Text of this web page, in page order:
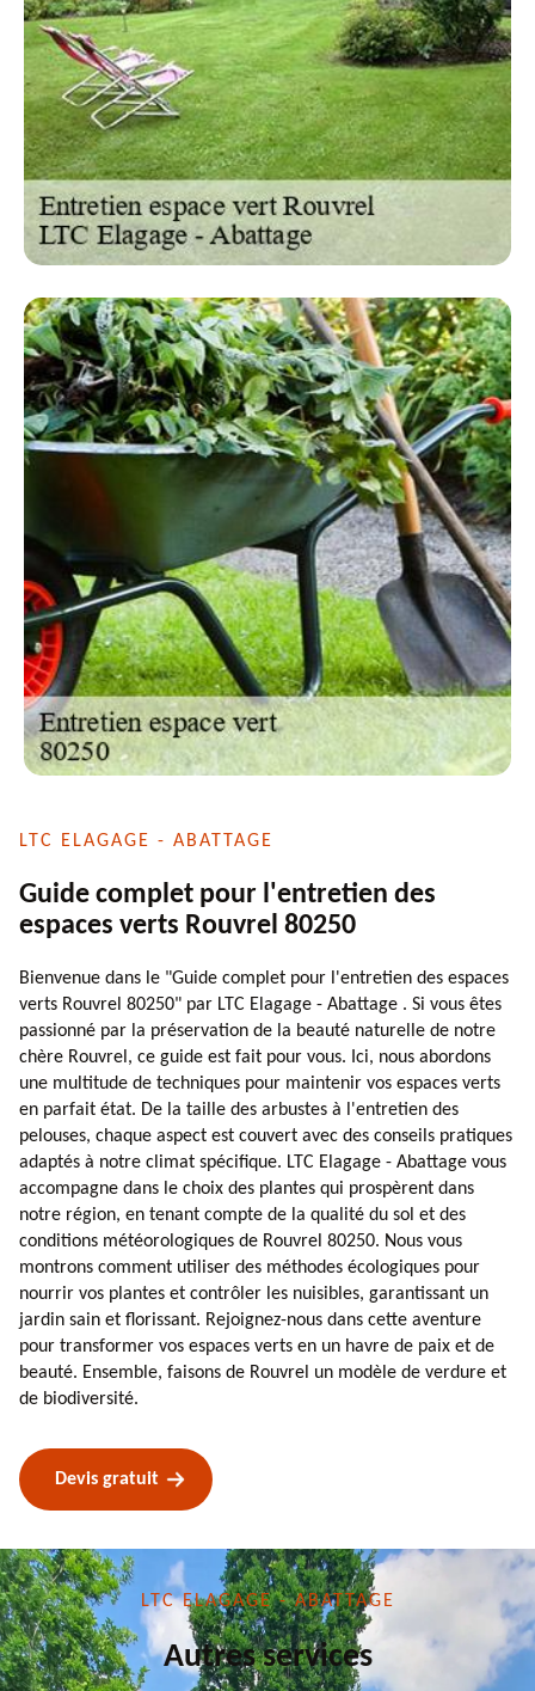
LTC ELAGAGE - ABATTAGE
Guide complet pour l'entretien des
espaces verts Rouvrel 80250
Bienvenue dans le "Guide complet pour l'entretien des espaces
verts Rouvrel 80250" par LTC Elagage - Abattage . Si vous êtes
passionné par la préservation de la beauté naturelle de notre
chère Rouvrel, ce guide est fait pour vous. Ici, nous abordons
une multitude de techniques pour maintenir vos espaces verts
en parfait état. De la taille des arbustes à l'entretien des
pelouses, chaque aspect est couvert avec des conseils pratiques
adaptés à notre climat spécifique. LTC Elagage - Abattage vous
accompagne dans le choix des plantes qui prospèrent dans
notre région, en tenant compte de la qualité du sol et des
conditions météorologiques de Rouvrel 80250. Nous vous
montrons comment utiliser des méthodes écologiques pour
nourrir vos plantes et contrôler les nuisibles, garantissant un
jardin sain et florissant. Rejoignez-nous dans cette aventure
pour transformer vos espaces verts en un havre de paix et de
beauté. Ensemble, faisons de Rouvrel un modèle de verdure et
de biodiversité.
Devis gratuit
LTC ELAGAGE - ABATTAGE
Autres services